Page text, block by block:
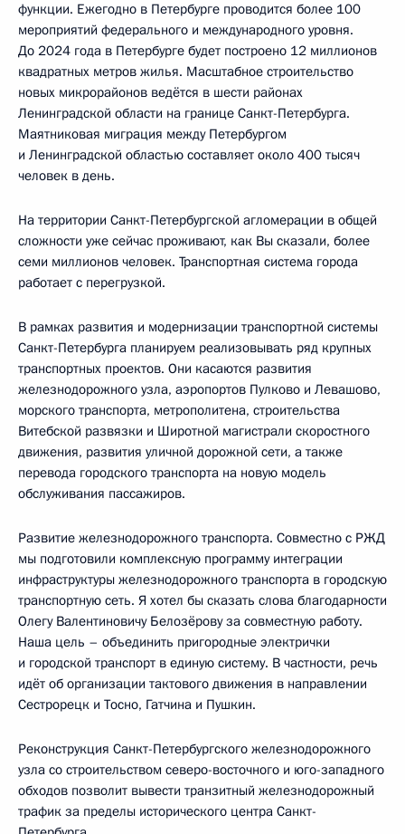
функции. Ежегодно в Петербурге проводится более 100
мероприятий федерального и международного уровня.
До 2024 года в Петербурге будет построено 12 миллионов
квадратных метров жилья. Масштабное строительство
новых микрорайонов ведётся в шести районах
Ленинградской области на границе Санкт-Петербурга.
Маятниковая миграция между Петербургом
и Ленинградской областью составляет около 400 тысяч
человек в день.
На территории Санкт-Петербургской агломерации в общей
сложности уже сейчас проживают, как Вы сказали, более
семи миллионов человек. Транспортная система города
работает с перегрузкой.
В рамках развития и модернизации транспортной системы
Санкт-Петербурга планируем реализовывать ряд крупных
транспортных проектов. Они касаются развития
железнодорожного узла, аэропортов Пулково и Левашово,
морского транспорта, метрополитена, строительства
Витебской развязки и Широтной магистрали скоростного
движения, развития уличной дорожной сети, а также
перевода городского транспорта на новую модель
обслуживания пассажиров.
Развитие железнодорожного транспорта. Совместно с РЖД
мы подготовили комплексную программу интеграции
инфраструктуры железнодорожного транспорта в городскую
транспортную сеть. Я хотел бы сказать слова благодарности
Олегу Валентиновичу Белозёрову за совместную работу.
Наша цель – объединить пригородные электрички
и городской транспорт в единую систему. В частности, речь
идёт об организации тактового движения в направлении
Сестрорецк и Тосно, Гатчина и Пушкин.
Реконструкция Санкт-Петербургского железнодорожного
узла со строительством северо-восточного и юго-западного
обходов позволит вывести транзитный железнодорожный
трафик за пределы исторического центра Санкт-